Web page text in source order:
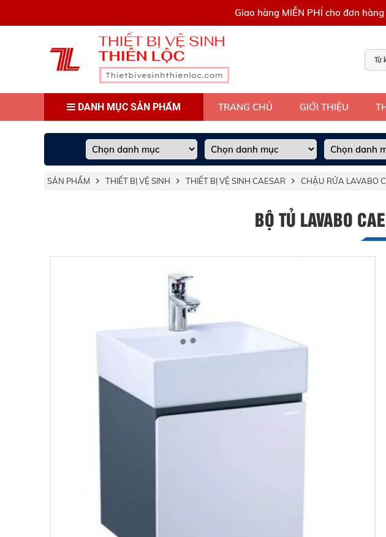
Giao hàng MIỄN PHÍ cho đơn
DANH MỤC SẢN PHẨM TRANG CHỦ GIỚI THIỆU
SẢN PHẨM THIẾT BỊ VỆ SINH THIẾT BỊ VỆ SINH CAESAR CHẬU RỬA LAVABO
BỘ TỦ LAVABO